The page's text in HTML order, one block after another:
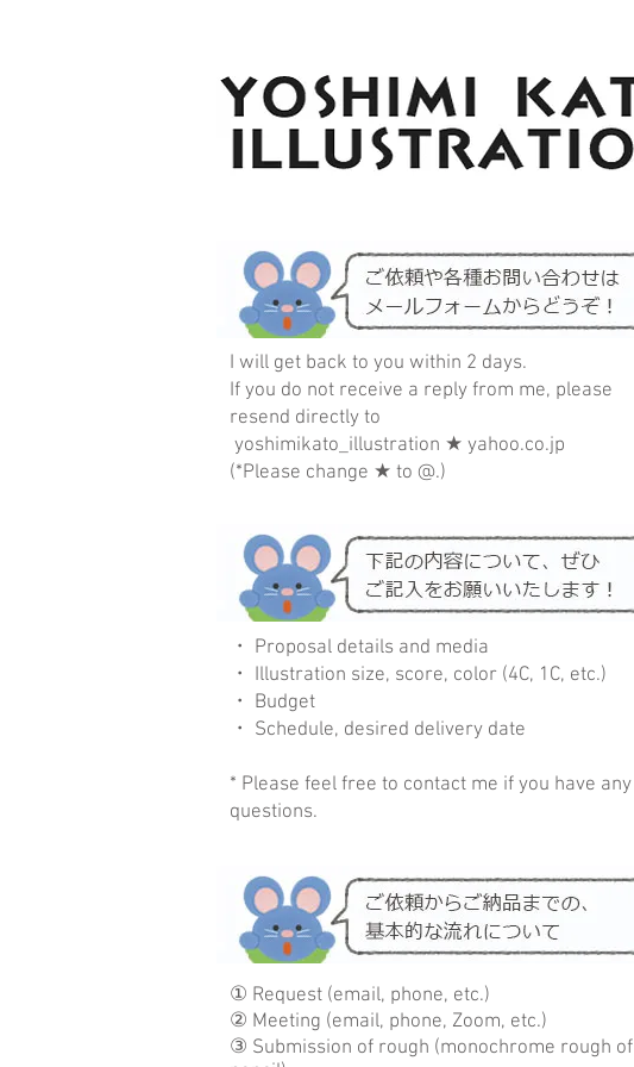
I will get back to you within 2 days.
If you do not receive a reply from me, please
resend directly to
yoshimikato_illustration ★ yahoo.co.jp
(*Please change ★ to @.)
・ Proposal details and media
・ Illustration size, score, color (4C, 1C, etc.)
・ Budget
・ Schedule, desired delivery date ​
* Please feel free to contact me if you have any
questions.​
① Request (email, phone, etc.)
② Meeting (email, phone, Zoom, etc.)
③ Submission of rough (monochrome rough of